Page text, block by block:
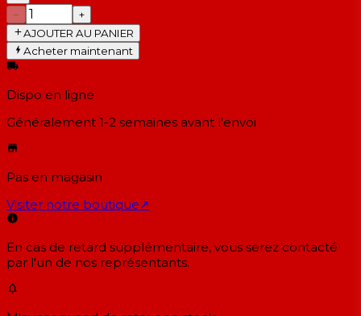
−
+
AJOUTER AU PANIER
Acheter maintenant
Dispo en ligne
Généralement 1-2 semaines avant l'envoi
Pas en magasin
Visiter notre boutique↗
En cas de retard supplémentaire, vous serez contacté
par l'un de nos représentants.